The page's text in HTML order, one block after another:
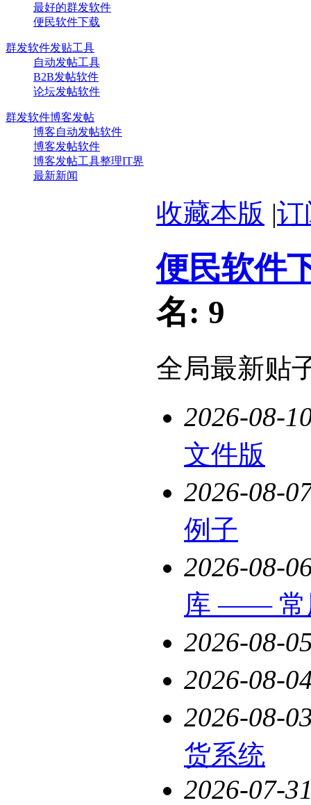
最好的群发软件
便民软件下载
群发软件发贴工具
自动发帖工具
B2B发帖软件
论坛发帖软件
群发软件博客发帖
博客自动发帖软件
博客发帖软件
博客发帖工具整理IT界
最新新闻
收藏本版 |订
便民软件
名: 9
全局最新贴
2026-08-
文件版
2026-08-
例子
2026-08-
库 —— 常
2026-08-
2026-08-
2026-08-
货系统
2026-07-